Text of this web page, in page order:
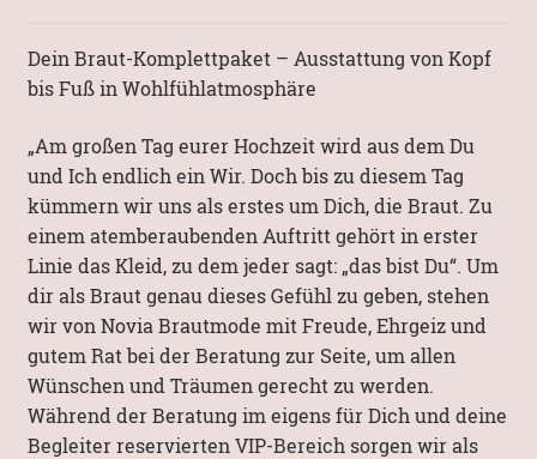
Mein Konto
Dein Braut-Komplettpaket – Ausstattung von Kopf
bis Fuß in Wohlfühlatmosphäre
„Am großen Tag eurer Hochzeit wird aus dem Du
und Ich endlich ein Wir. Doch bis zu diesem Tag
kümmern wir uns als erstes um Dich, die Braut. Zu
einem atemberaubenden Auftritt gehört in erster
Linie das Kleid, zu dem jeder sagt: „das bist Du“. Um
dir als Braut genau dieses Gefühl zu geben, stehen
wir von Novia Brautmode mit Freude, Ehrgeiz und
gutem Rat bei der Beratung zur Seite, um allen
Wünschen und Träumen gerecht zu werden.
Während der Beratung im eigens für Dich und deine
Begleiter reservierten VIP-Bereich sorgen wir als